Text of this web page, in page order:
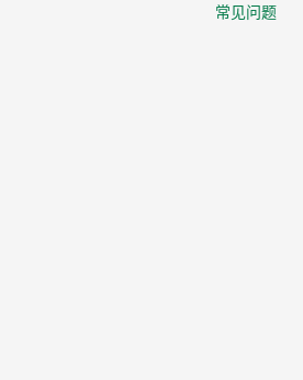
常见问题